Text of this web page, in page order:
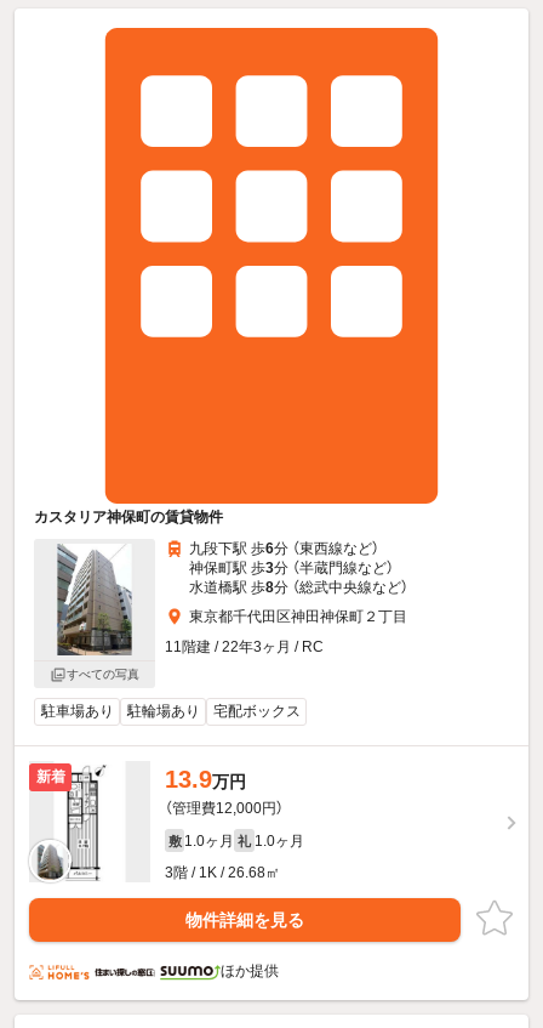
カスタリア神保町の賃貸物件
すべての写真
九段下駅 歩6分 （東西線など）
神保町駅 歩3分 （半蔵門線など）
水道橋駅 歩8分 （総武中央線など）
東京都千代田区神田神保町２丁目
11階建 / 22年3ヶ月 / RC
駐車場あり 駐輪場あり 宅配ボックス
新着 13.9万円
（管理費12,000円）
敷 1.0ヶ月 礼 1.0ヶ月
3階 / 1K / 26.68㎡
物件詳細を見る
ほか提供